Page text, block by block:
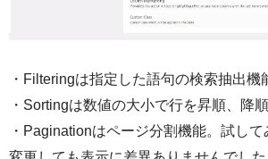
・Filteringは指定した語句の検索抽出機
・Sortingは数値の大小で行を昇順、降
・Paginationはページ分割機能。試し